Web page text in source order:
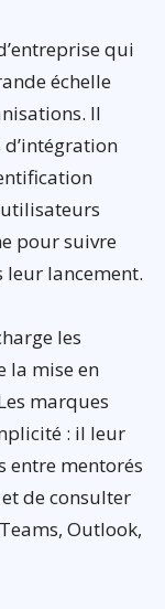
qui
échelle
Il
utilisateurs
pour suivre
lancement.
les
la mise en
marques
: il leur
entre mentorés
de consulter
Outlook,